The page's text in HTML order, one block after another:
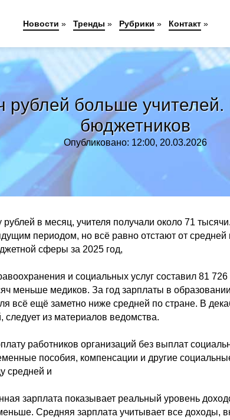
больше учителей.
бюджетников
Опубликовано: 12:00, 20.03.2026
в месяц, учителя получали около 71
периодом, но всё равно отстают от средней
сферы за 2025 год,
и социальных услуг составил 81 726
меньше медиков. За год зарплаты в
всё ещё заметно ниже средней по стране. В
следует из материалов ведомства.
работников организаций без выплат
пособия, компенсации и другие
средней и
зарплата показывает реальный уровень
Средняя зарплата учитывает все доходы,
Новости » Тренды » Рубрики » Контакт»